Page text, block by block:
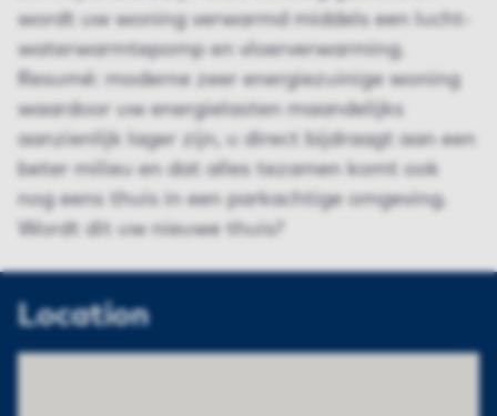
wordt uw woning verwarmd middels een lucht-
waterwarmtepomp en vloerverwarming.
Resumé: moderne zeer energiezuinige woning
waardoor uw energielasten maandelijks
aanzienlijk lager zijn, u direct bijdraagt aan een
beter milieu en dat alles tezamen komt ook
nog eens thuis in een parkachtige omgeving.
Wordt dit uw nieuwe thuis?
Location